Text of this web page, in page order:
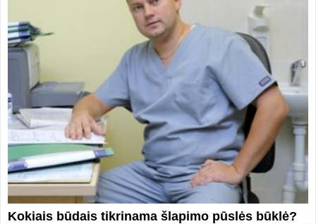
Kokiais būdais tikrinama šlapimo pūslės būklė?